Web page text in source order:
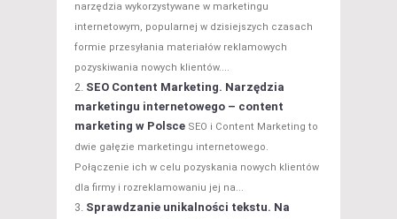
narzędzia wykorzystywane w marketingu
internetowym, popularnej w dzisiejszych czasach
formie przesyłania materiałów reklamowych
pozyskiwania nowych klientów....
SEO Content Marketing. Narzędzia
marketingu internetowego – content
marketing w Polsce SEO i Content Marketing to
dwie gałęzie marketingu internetowego.
Połączenie ich w celu pozyskania nowych klientów
dla firmy i rozreklamowaniu jej na...
Sprawdzanie unikalności tekstu. Na